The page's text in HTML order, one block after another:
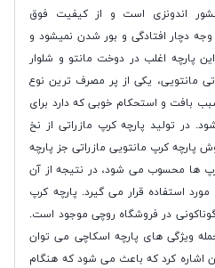
اندونزی است و از کیفیت فوق
وجه دچار افتادگی و بور شدن نمیشود و
پارچه اغلب در دوخت مانتو و شلوار
مانتویی، یکی از پر مصرف ترین نوع
بافت و استحکام خوبی که دارد برای
در تولید پارچه کرپ مازراتی از نخ
پارچه کرپ مانتویی مازراتی جز پارچه
ها محسوب می شود، در نتیجه از آن
استفاده قرار می گیرد. پارچه کرپ
در فروشگاه روچی موجود است.
ویژگی های پارچه اسکاچی می توان
کرد که باعث می شود که هنگام